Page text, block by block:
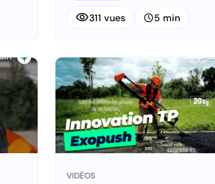
visibility311 vues schedule5 min
VIDÉOS